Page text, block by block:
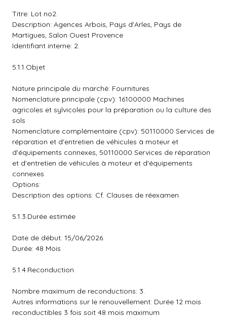
Titre: Lot no2.
Description: Agences Arbois, Pays d'Arles, Pays de
Martigues, Salon Ouest Provence
Identifiant interne: 2.
5.1.1.Objet
Nature principale du marché: Fournitures
Nomenclature principale (cpv): 16100000 Machines
agricoles et sylvicoles pour la préparation ou la culture des
sols
Nomenclature complémentaire (cpv): 50110000 Services de
réparation et d'entretien de véhicules à moteur et
d'équipements connexes, 50110000 Services de réparation
et d'entretien de véhicules à moteur et d'équipements
connexes
Options:
Description des options: Cf. Clauses de réexamen
5.1.3.Durée estimée
Date de début: 15/06/2026.
Durée: 48 Mois
5.1.4.Reconduction
Nombre maximum de reconductions: 3.
Autres informations sur le renouvellement: Durée 12 mois
reconductibles 3 fois soit 48 mois maximum